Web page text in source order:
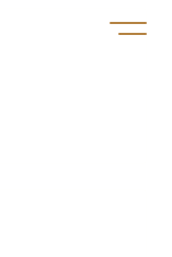
Ouvrir/